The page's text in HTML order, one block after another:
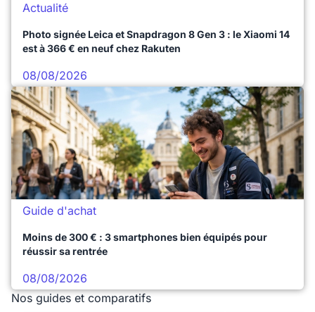
Actualité
Photo signée Leica et Snapdragon 8 Gen 3 : le Xiaomi 14
est à 366 € en neuf chez Rakuten
08/08/2026
Guide d'achat
Moins de 300 € : 3 smartphones bien équipés pour
réussir sa rentrée
08/08/2026
Nos guides et comparatifs